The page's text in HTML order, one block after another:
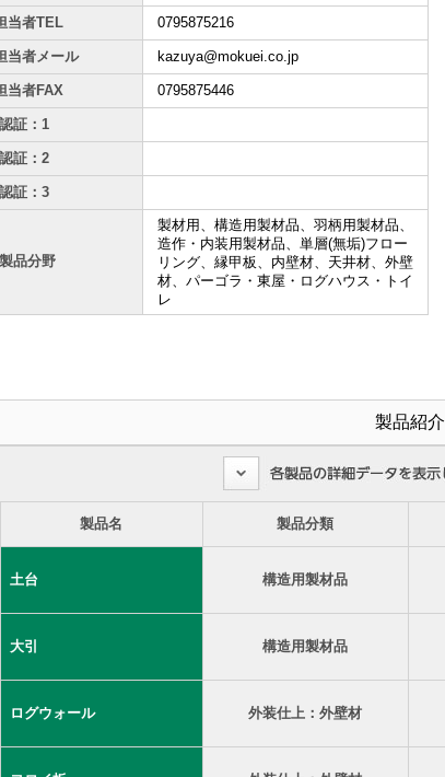
当者TEL
0795875216
者メール kazuya@mokuei.co.jp
者FAX 0795875446
証：1
証：2
証：3
品分野
製材用、構造用製材品、羽柄用製材品、
造作・内装用製材品、単層(無垢)フロー
リング、縁甲板、内壁材、天井材、外壁
材、パーゴラ・東屋・ログハウス・トイ
レ
製品紹介
製品名 製品分類
土台 構造用製材品
大引 構造用製材品
ログウォール 外装仕上：外壁材